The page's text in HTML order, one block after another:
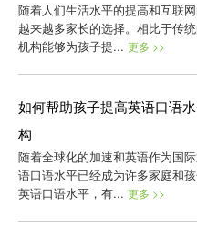
随着人们生活水平的提高和互联
越来越多家长的选择。相比于传
机构能够为孩子提... 更多 >>
如何帮助孩子提高英语口语
构
随着全球化的加速和英语作为国
语口语水平已经成为许多家庭和
英语口语水平，有... 更多 >>